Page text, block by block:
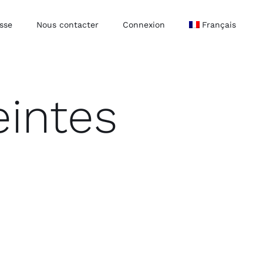
Nous contacter Connexion Français